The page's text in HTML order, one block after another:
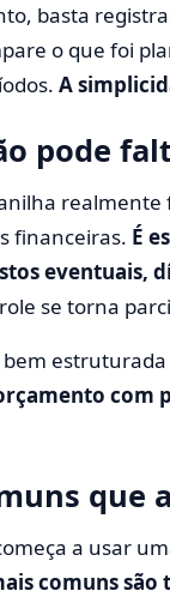
basta
o que foi
A
pode
financeiras. É
eventuais,
se torna
com
que
a usar
comuns